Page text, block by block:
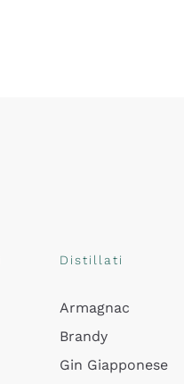
Distillati
Armagnac
Brandy
Gin Giapponese